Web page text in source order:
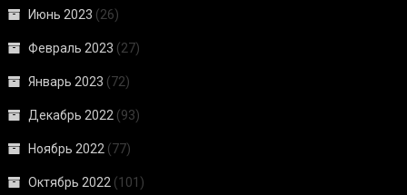
Июнь 2023 (26)
Февраль 2023 (27)
Январь 2023 (72)
Декабрь 2022 (93)
Ноябрь 2022 (77)
Октябрь 2022 (101)